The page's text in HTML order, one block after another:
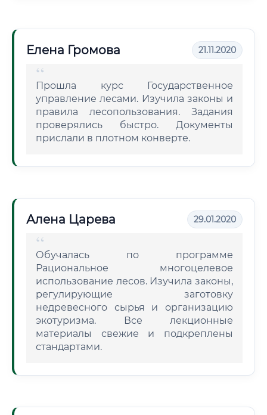
Елена Громова 21.11.2020
Прошла курс Государственное
управление лесами. Изучила законы и
правила лесопользования. Задания
проверялись быстро. Документы
прислали в плотном конверте.
Алена Царева 29.01.2020
Обучалась по программе
Рациональное многоцелевое
использование лесов. Изучила законы,
регулирующие заготовку
недревесного сырья и организацию
экотуризма. Все лекционные
материалы свежие и подкреплены
стандартами.